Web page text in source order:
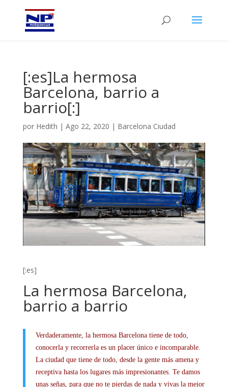
[:es]La hermosa
Barcelona, barrio a
barrio[:]
por Hedith | Ago 22, 2020 | Barcelona Ciudad
[:es]
La hermosa Barcelona,
barrio a barrio
Verdaderamente, la hermosa Barcelona tiene de todo,
conocerla y recorrerla es un placer único e incomparable.
La ciudad que tiene de todo, desde la gente más amena y
receptiva hasta los lugares más impresionantes. Te damos
unas señas, para que no te pierdas de nada y vivas la mejor